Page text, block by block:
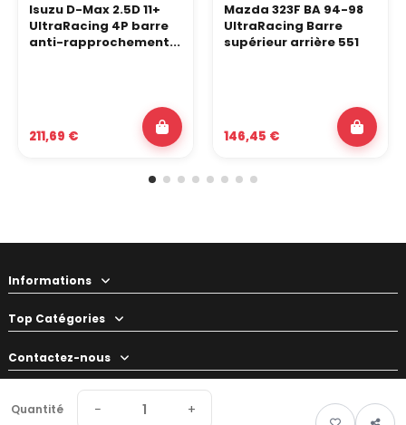
Quantité − +
Isuzu D-Max 2.5D 11+
UltraRacing 4P barre
anti-rapprochement...
211,69 €
Mazda 323F BA 94-98
UltraRacing Barre
supérieur arrière 551
146,45 €
Informations
Top Catégories
Contactez-nous
Votre préparateur